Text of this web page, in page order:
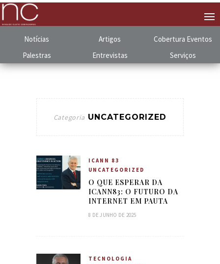
Notícias Artigos Cobertura Eventos
Palestras
Entrevistas Serviços
Categoria UNCATEGORIZED
ICANN 83
UNCATEGORIZED
O QUE ESPERAR DA
ICANN83: O FUTURO DA
INTERNET EM PAUTA
8 DE JUNHO DE 2025
TECNOLOGIA